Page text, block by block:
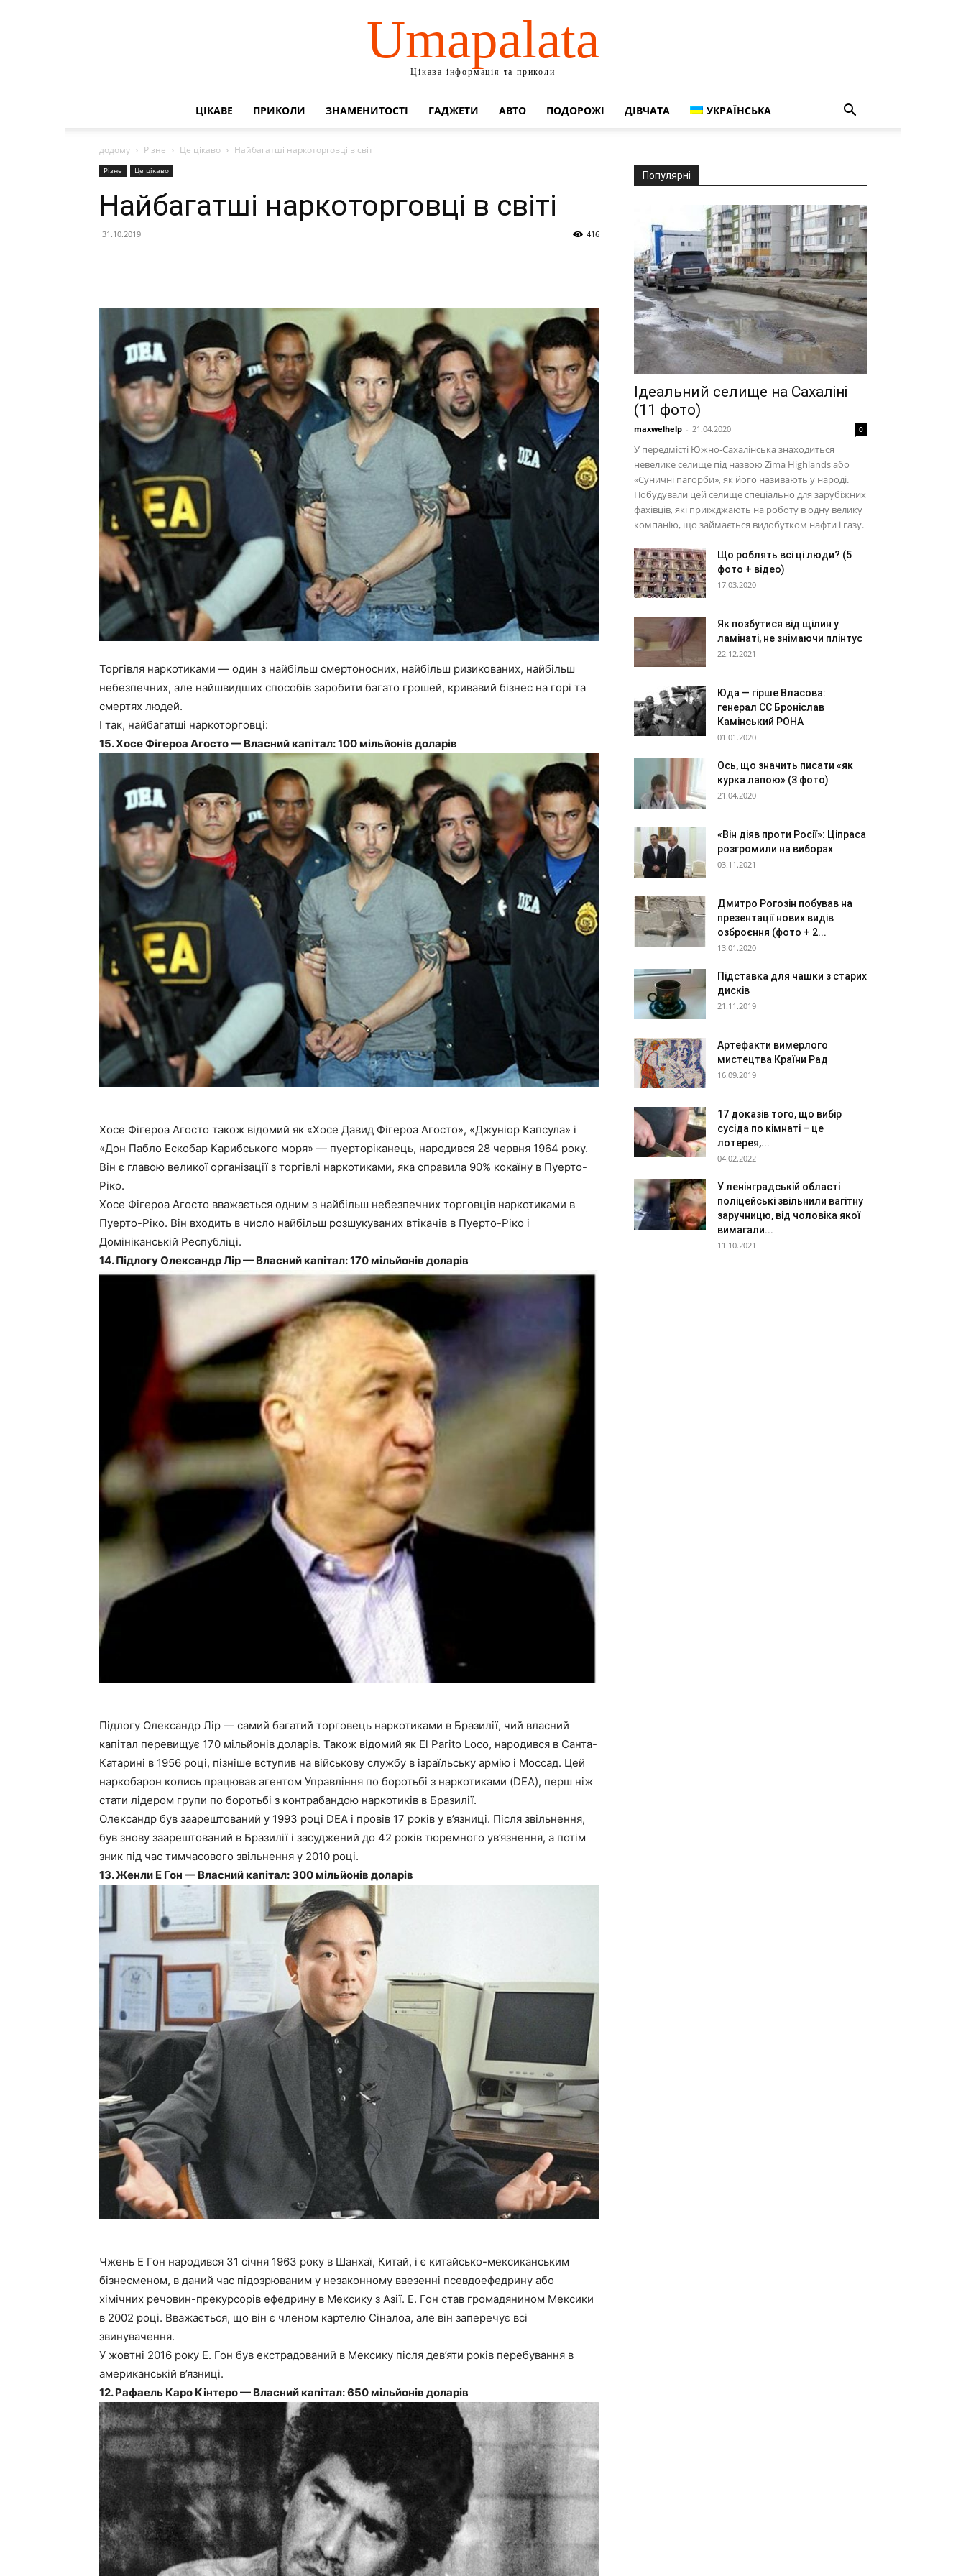
Umapalata
Цікава інформація та приколи
ЦІКАВЕ ПРИКОЛИ ЗНАМЕНИТОСТІ ГАДЖЕТИ АВТО ПОДОРОЖІ ДІВЧАТА УКРАЇНСЬКА
додому Різне Це цікаво Найбагатші наркоторговці в світі
Різне Це цікаво
Найбагатші наркоторговці в світі
31.10.2019 416
Торгівля наркотиками — один з найбільш смертоносних, найбільш ризикованих, найбільш
небезпечних, але найшвидших способів заробити багато грошей, кривавий бізнес на горі та
смертях людей.
І так, найбагатші наркоторговці:
15. Хосе Фігероа Агосто — Власний капітал: 100 мільйонів доларів
Хосе Фігероа Агосто також відомий як «Хосе Давид Фігероа Агосто», «Джуніор Капсула» і
«Дон Пабло Ескобар Карибського моря» — пуерторіканець, народився 28 червня 1964 року.
Він є главою великої організації з торгівлі наркотиками, яка справила 90% кокаїну в Пуерто-
Ріко.
Хосе Фігероа Агосто вважається одним з найбільш небезпечних торговців наркотиками в
Пуерто-Ріко. Він входить в число найбільш розшукуваних втікачів в Пуерто-Ріко і
Домініканській Республіці.
14. Підлогу Олександр Лір — Власний капітал: 170 мільйонів доларів
Підлогу Олександр Лір — самий багатий торговець наркотиками в Бразилії, чий власний
капітал перевищує 170 мільйонів доларів. Також відомий як El Parito Loco, народився в Санта-
Катарині в 1956 році, пізніше вступив на військову службу в ізраїльську армію і Моссад. Цей
наркобарон колись працював агентом Управління по боротьбі з наркотиками (DEA), перш ніж
стати лідером групи по боротьбі з контрабандою наркотиків в Бразилії.
Олександр був заарештований у 1993 році DEA і провів 17 років у в’язниці. Після звільнення,
був знову заарештований в Бразилії і засуджений до 42 років тюремного ув’язнення, а потім
зник під час тимчасового звільнення у 2010 році.
13. Женли Е Гон — Власний капітал: 300 мільйонів доларів
Чжень Е Гон народився 31 січня 1963 року в Шанхаї, Китай, і є китайсько-мексиканським
бізнесменом, в даний час підозрюваним у незаконному ввезенні псевдоефедрину або
хімічних речовин-прекурсорів ефедрину в Мексику з Азії. Е. Гон став громадянином Мексики
в 2002 році. Вважається, що він є членом картелю Сіналоа, але він заперечує всі
звинувачення.
У жовтні 2016 року Е. Гон був екстрадований в Мексику після дев’яти років перебування в
американській в’язниці.
12. Рафаель Каро Кінтеро — Власний капітал: 650 мільйонів доларів
Популярні
Ідеальний селище на Сахаліні
(11 фото)
maxwelhelp - 21.04.2020 0
У передмісті Южно-Сахалінська знаходиться
невелике селище під назвою Zima Highlands або
«Суничні пагорби», як його називають у народі.
Побудували цей селище спеціально для зарубіжних
фахівців, які приїжджають на роботу в одну велику
компанію, що займається видобутком нафти і газу.
Що роблять всі ці люди? (5
фото + відео)
17.03.2020
Як позбутися від щілин у
ламінаті, не знімаючи плінтус
22.12.2021
Юда — гірше Власова:
генерал СС Броніслав
Камінський РОНА
01.01.2020
Ось, що значить писати «як
курка лапою» (3 фото)
21.04.2020
«Він діяв проти Росії»: Ціпраса
розгромили на виборах
03.11.2021
Дмитро Рогозін побував на
презентації нових видів
озброєння (фото + 2...
13.01.2020
Підставка для чашки з старих
дисків
21.11.2019
Артефакти вимерлого
мистецтва Країни Рад
16.09.2019
17 доказів того, що вибір
сусіда по кімнаті – це
лотерея,...
04.02.2022
У ленінградській області
поліцейські звільнили вагітну
заручницю, від чоловіка якої
вимагали...
11.10.2021